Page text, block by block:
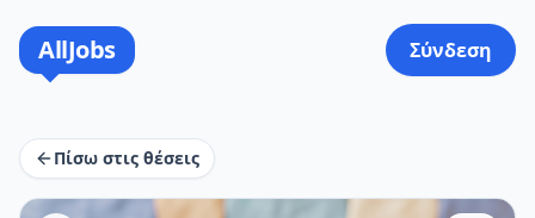
AllJobs Σύνδεση
Πίσω στις θέσεις